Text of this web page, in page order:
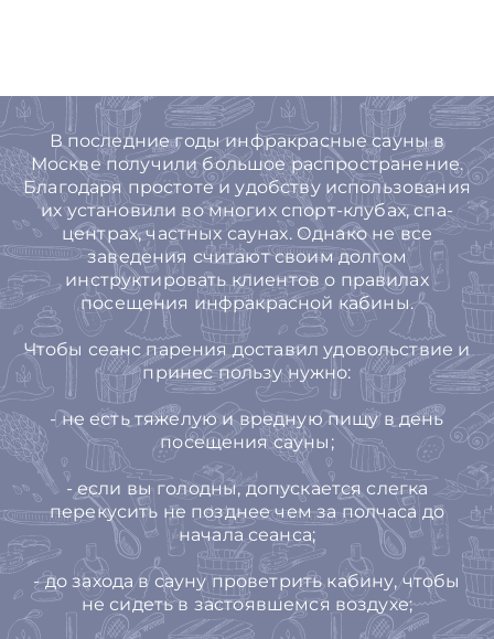
В последние годы инфракрасные сауны в
Москве получили большое распространение.
Благодаря простоте и удобству использования
их установили во многих спорт-клубах, спа-
центрах, частных саунах. Однако не все
заведения считают своим долгом
инструктировать клиентов о правилах
посещения инфракрасной кабины.
Чтобы сеанс парения доставил удовольствие и
принес пользу нужно:
- не есть тяжелую и вредную пищу в день
посещения сауны;
- если вы голодны, допускается слегка
перекусить не позднее чем за полчаса до
начала сеанса;
- до захода в сауну проветрить кабину, чтобы
не сидеть в застоявшемся воздухе;